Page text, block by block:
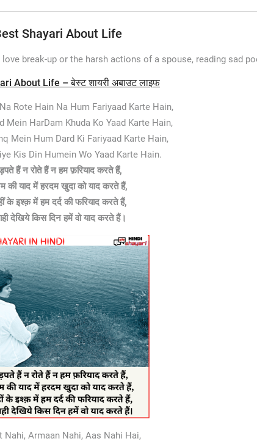
Shayari About Life
break-up or the harsh actions of a spouse, reading sad
About Life – बेस्ट शायरी अबाउट लाइफ
Rote Hain Na Hum Fariyaad Karte Hain,
Mein HarDam Khuda Ko Yaad Karte Hain,
Mein Hum Dard Ki Fariyaad Karte Hain,
Kis Din Humein Wo Yaad Karte Hain.
हैं न रोते हैं न हम फ़रियाद करते हैं,
की याद में हरदम खुदा को याद करते हैं,
के इश्क़ में हम दर्द की फरियाद करते हैं,
देखिये किस दिन हमें वो याद करते हैं।
Nahi, Armaan Nahi, Aas Nahi Hai,